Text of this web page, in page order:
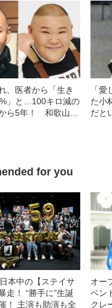
瞬間”
の虐
、医者から「生き
」と…100キロ減の
ら5年！ 和歌山に
「
た小
だと
for you
本中の【ステイサ
走！ “勝手に”生誕
！ 主演も助演も全
オー
ベン
クレ